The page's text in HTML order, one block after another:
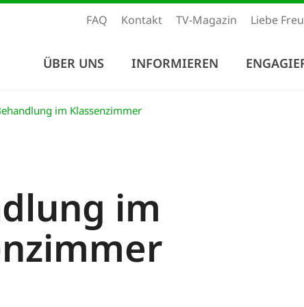
FAQ Kontakt TV-Magazin Liebe
ÜBER UNS INFORMIEREN
im Klassenzimmer
im